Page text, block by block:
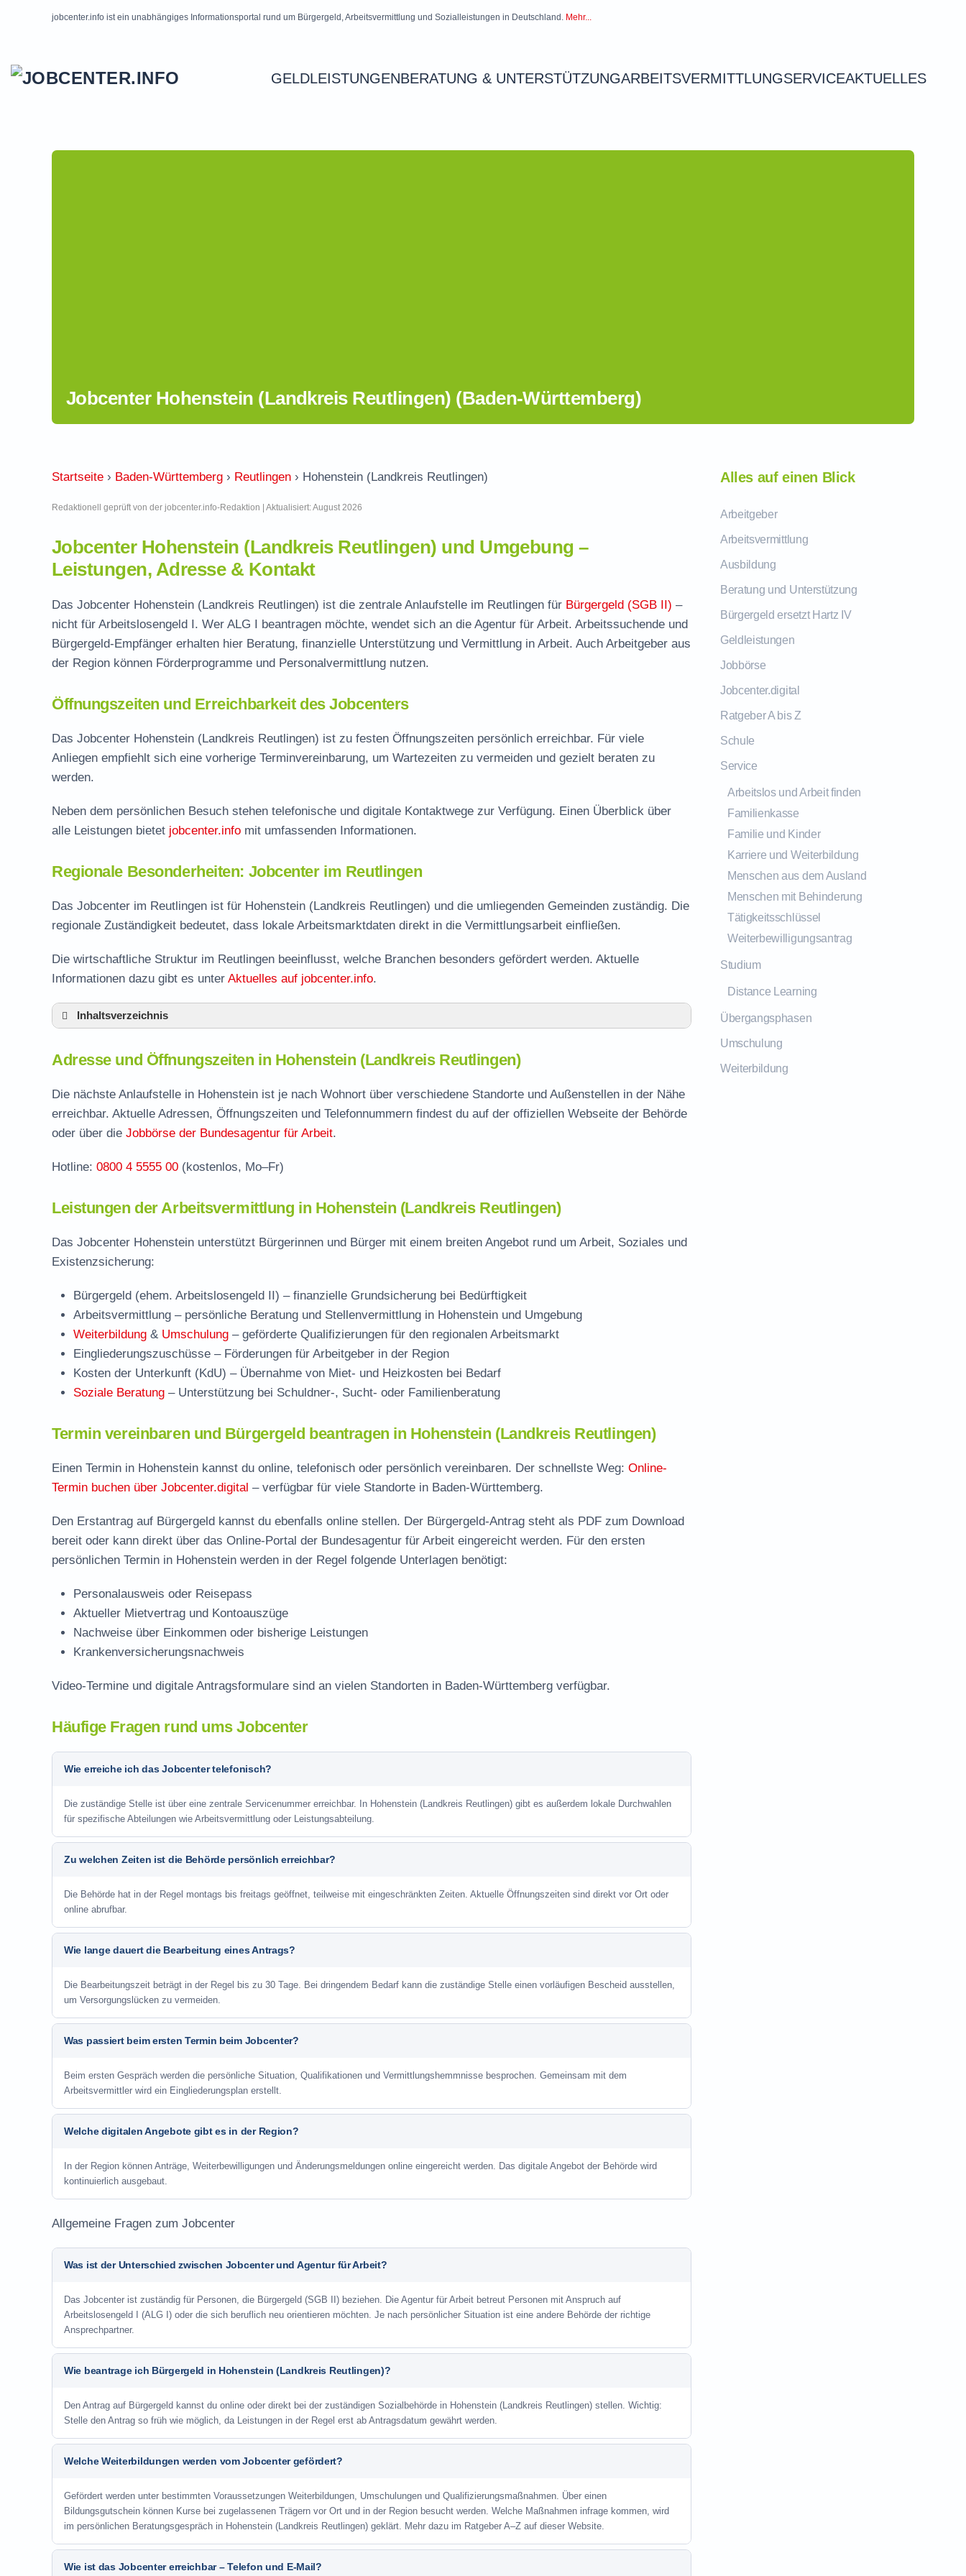
jobcenter.info ist ein unabhängiges Informationsportal rund um Bürgergeld, Arbeitsvermittlung und Sozialleistungen in Deutschland. Mehr...
GELDLEISTUNGENBERATUNG & UNTERSTÜTZUNGARBEITSVERMITTLUNGSERVICEAKTUELLES
Jobcenter Hohenstein (Landkreis Reutlingen) (Baden-Württemberg)
Startseite › Baden-Württemberg › Reutlingen › Hohenstein (Landkreis Reutlingen)
Redaktionell geprüft von der jobcenter.info-Redaktion | Aktualisiert: August 2026
Jobcenter Hohenstein (Landkreis Reutlingen) und Umgebung –
Leistungen, Adresse & Kontakt
Das Jobcenter Hohenstein (Landkreis Reutlingen) ist die zentrale Anlaufstelle im Reutlingen für Bürgergeld (SGB II) –
nicht für Arbeitslosengeld I. Wer ALG I beantragen möchte, wendet sich an die Agentur für Arbeit. Arbeitssuchende und
Bürgergeld-Empfänger erhalten hier Beratung, finanzielle Unterstützung und Vermittlung in Arbeit. Auch Arbeitgeber aus
der Region können Förderprogramme und Personalvermittlung nutzen.
Öffnungszeiten und Erreichbarkeit des Jobcenters
Das Jobcenter Hohenstein (Landkreis Reutlingen) ist zu festen Öffnungszeiten persönlich erreichbar. Für viele
Anliegen empfiehlt sich eine vorherige Terminvereinbarung, um Wartezeiten zu vermeiden und gezielt beraten zu
werden.
Neben dem persönlichen Besuch stehen telefonische und digitale Kontaktwege zur Verfügung. Einen Überblick über
alle Leistungen bietet jobcenter.info mit umfassenden Informationen.
Regionale Besonderheiten: Jobcenter im Reutlingen
Das Jobcenter im Reutlingen ist für Hohenstein (Landkreis Reutlingen) und die umliegenden Gemeinden zuständig. Die
regionale Zuständigkeit bedeutet, dass lokale Arbeitsmarktdaten direkt in die Vermittlungsarbeit einfließen.
Die wirtschaftliche Struktur im Reutlingen beeinflusst, welche Branchen besonders gefördert werden. Aktuelle
Informationen dazu gibt es unter Aktuelles auf jobcenter.info.
Inhaltsverzeichnis
Leistungen der Arbeitsvermittlung in Hohenstein
Termin vereinbaren und Bürgergeld beantragen
Jobcenter Reutlingen – zuständige Stelle
Stellenangebote und Jobbörse in Hohenstein
Häufige Fragen rund ums Jobcenter
Adresse und Öffnungszeiten in Hohenstein (Landkreis Reutlingen)
Die nächste Anlaufstelle in Hohenstein ist je nach Wohnort über verschiedene Standorte und Außenstellen in der Nähe
erreichbar. Aktuelle Adressen, Öffnungszeiten und Telefonnummern findest du auf der offiziellen Webseite der Behörde
oder über die Jobbörse der Bundesagentur für Arbeit.
Hotline: 0800 4 5555 00 (kostenlos, Mo–Fr)
Leistungen der Arbeitsvermittlung in Hohenstein (Landkreis Reutlingen)
Das Jobcenter Hohenstein unterstützt Bürgerinnen und Bürger mit einem breiten Angebot rund um Arbeit, Soziales und
Existenzsicherung:
Bürgergeld (ehem. Arbeitslosengeld II) – finanzielle Grundsicherung bei Bedürftigkeit
Arbeitsvermittlung – persönliche Beratung und Stellenvermittlung in Hohenstein und Umgebung
Weiterbildung & Umschulung – geförderte Qualifizierungen für den regionalen Arbeitsmarkt
Eingliederungszuschüsse – Förderungen für Arbeitgeber in der Region
Kosten der Unterkunft (KdU) – Übernahme von Miet- und Heizkosten bei Bedarf
Soziale Beratung – Unterstützung bei Schuldner-, Sucht- oder Familienberatung
Termin vereinbaren und Bürgergeld beantragen in Hohenstein (Landkreis Reutlingen)
Einen Termin in Hohenstein kannst du online, telefonisch oder persönlich vereinbaren. Der schnellste Weg: Online-
Termin buchen über Jobcenter.digital – verfügbar für viele Standorte in Baden-Württemberg.
Den Erstantrag auf Bürgergeld kannst du ebenfalls online stellen. Der Bürgergeld-Antrag steht als PDF zum Download
bereit oder kann direkt über das Online-Portal der Bundesagentur für Arbeit eingereicht werden. Für den ersten
persönlichen Termin in Hohenstein werden in der Regel folgende Unterlagen benötigt:
Personalausweis oder Reisepass
Aktueller Mietvertrag und Kontoauszüge
Nachweise über Einkommen oder bisherige Leistungen
Krankenversicherungsnachweis
Video-Termine und digitale Antragsformulare sind an vielen Standorten in Baden-Württemberg verfügbar.
Häufige Fragen rund ums Jobcenter
Wie erreiche ich das Jobcenter telefonisch?
Die zuständige Stelle ist über eine zentrale Servicenummer erreichbar. In Hohenstein (Landkreis Reutlingen) gibt es außerdem lokale Durchwahlen
für spezifische Abteilungen wie Arbeitsvermittlung oder Leistungsabteilung.
Zu welchen Zeiten ist die Behörde persönlich erreichbar?
Die Behörde hat in der Regel montags bis freitags geöffnet, teilweise mit eingeschränkten Zeiten. Aktuelle Öffnungszeiten sind direkt vor Ort oder
online abrufbar.
Wie lange dauert die Bearbeitung eines Antrags?
Die Bearbeitungszeit beträgt in der Regel bis zu 30 Tage. Bei dringendem Bedarf kann die zuständige Stelle einen vorläufigen Bescheid ausstellen,
um Versorgungslücken zu vermeiden.
Was passiert beim ersten Termin beim Jobcenter?
Beim ersten Gespräch werden die persönliche Situation, Qualifikationen und Vermittlungshemmnisse besprochen. Gemeinsam mit dem
Arbeitsvermittler wird ein Eingliederungsplan erstellt.
Welche digitalen Angebote gibt es in der Region?
In der Region können Anträge, Weiterbewilligungen und Änderungsmeldungen online eingereicht werden. Das digitale Angebot der Behörde wird
kontinuierlich ausgebaut.
Allgemeine Fragen zum Jobcenter
Was ist der Unterschied zwischen Jobcenter und Agentur für Arbeit?
Das Jobcenter ist zuständig für Personen, die Bürgergeld (SGB II) beziehen. Die Agentur für Arbeit betreut Personen mit Anspruch auf
Arbeitslosengeld I (ALG I) oder die sich beruflich neu orientieren möchten. Je nach persönlicher Situation ist eine andere Behörde der richtige
Ansprechpartner.
Wie beantrage ich Bürgergeld in Hohenstein (Landkreis Reutlingen)?
Den Antrag auf Bürgergeld kannst du online oder direkt bei der zuständigen Sozialbehörde in Hohenstein (Landkreis Reutlingen) stellen. Wichtig:
Stelle den Antrag so früh wie möglich, da Leistungen in der Regel erst ab Antragsdatum gewährt werden.
Welche Weiterbildungen werden vom Jobcenter gefördert?
Gefördert werden unter bestimmten Voraussetzungen Weiterbildungen, Umschulungen und Qualifizierungsmaßnahmen. Über einen
Bildungsgutschein können Kurse bei zugelassenen Trägern vor Ort und in der Region besucht werden. Welche Maßnahmen infrage kommen, wird
im persönlichen Beratungsgespräch in Hohenstein (Landkreis Reutlingen) geklärt. Mehr dazu im Ratgeber A–Z auf dieser Website.
Wie ist das Jobcenter erreichbar – Telefon und E-Mail?
Alles auf einen Blick
Arbeitgeber
Arbeitsvermittlung
Ausbildung
Beratung und Unterstützung
Bürgergeld ersetzt Hartz IV
Geldleistungen
Jobbörse
Jobcenter.digital
Ratgeber A bis Z
Schule
Service
Arbeitslos und Arbeit finden
Familienkasse
Familie und Kinder
Karriere und Weiterbildung
Menschen aus dem Ausland
Menschen mit Behinderung
Tätigkeitsschlüssel
Weiterbewilligungsantrag
Studium
Distance Learning
Übergangsphasen
Umschulung
Weiterbildung